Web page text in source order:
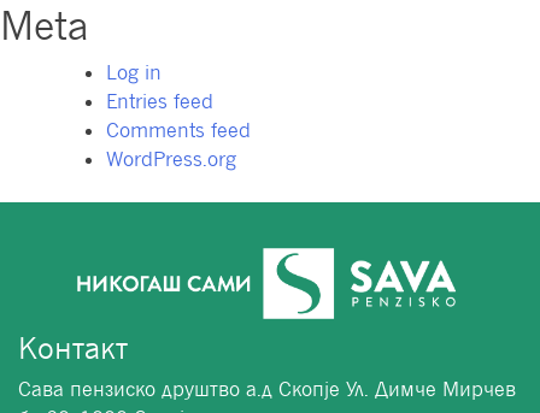
Meta
Log in
Entries feed
Comments feed
WordPress.org
Контакт
Сава пензиско друштво а.д Скопје Ул. Димче Мирчев